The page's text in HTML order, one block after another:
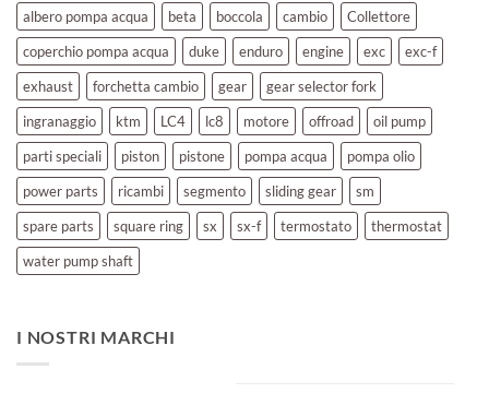
albero pompa acqua
beta boccola cambio
Collettore
coperchio pompa acqua
duke enduro engine exc
exc-f
exhaust
forchetta cambio gear
gear selector fork
ingranaggio
ktm LC4 lc8 motore offroad
oil pump
parti speciali
piston pistone pompa acqua
pompa olio
power parts
ricambi segmento sliding gear
sm
spare parts
square ring sx sx-f termostato
thermostat
water pump shaft
I NOSTRI MARCHI